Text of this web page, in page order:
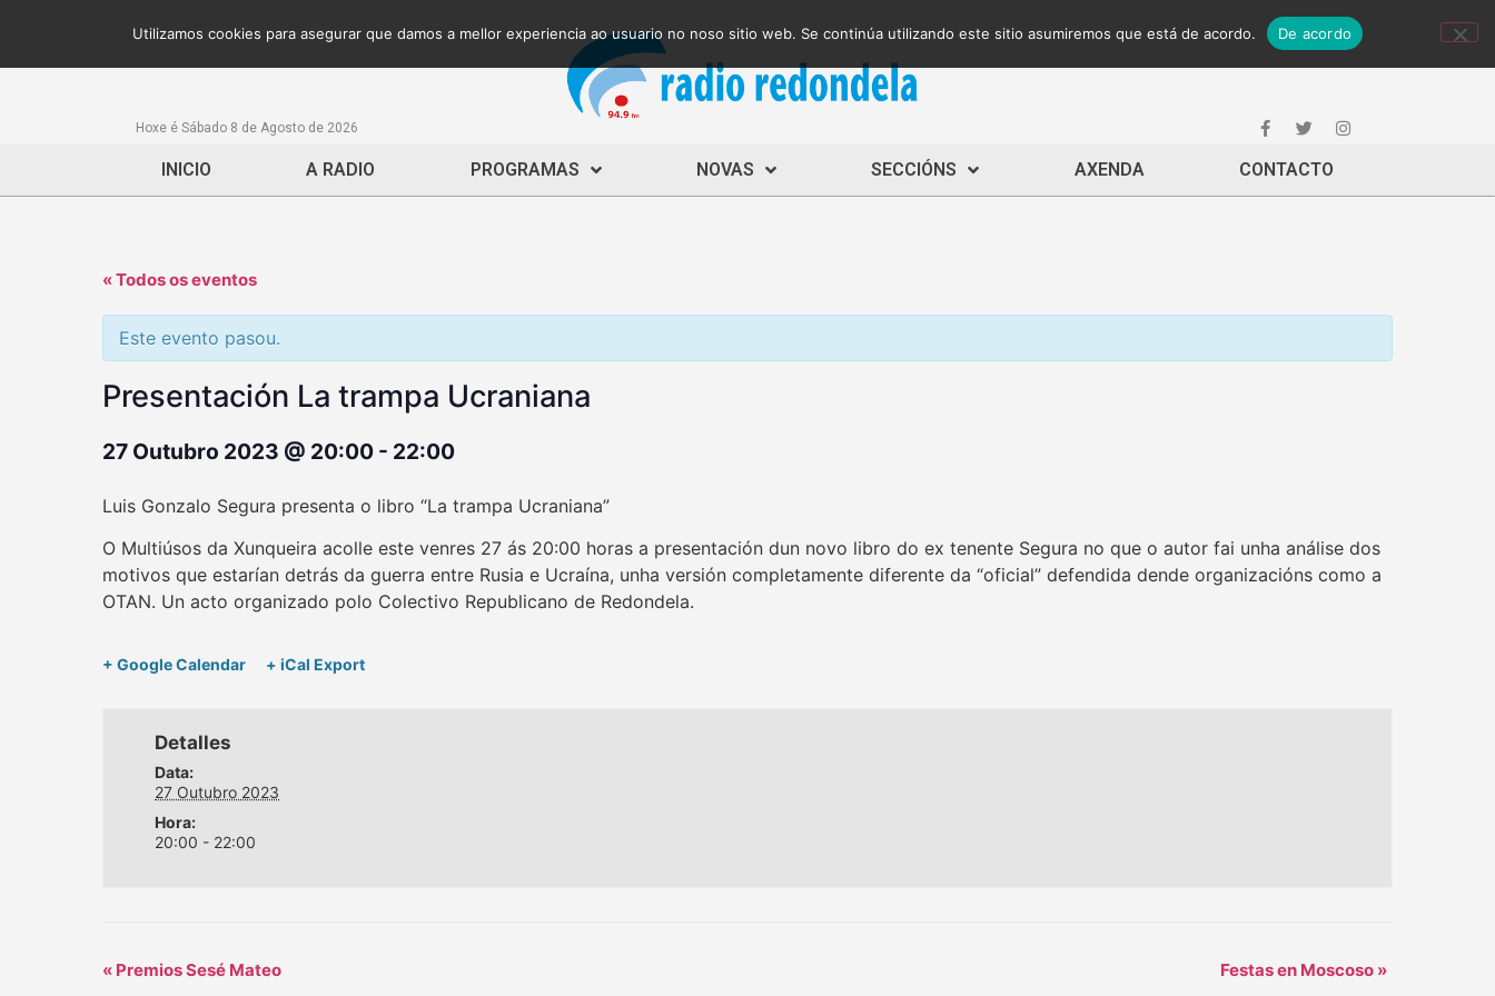
Hoxe é Sábado 8 de Agosto de 2026
INICIO A RADIO PROGRAMAS NOVAS SECCIÓNS AXENDA CONTACTO
« Todos os eventos
Este evento pasou.
Presentación La trampa Ucraniana
27 Outubro 2023 @ 20:00 - 22:00
Luis Gonzalo Segura presenta o libro “La trampa Ucraniana”
O Multiúsos da Xunqueira acolle este venres 27 ás 20:00 horas a presentación dun novo libro do ex tenente Segura no que o autor fai unha análise dos
motivos que estarían detrás da guerra entre Rusia e Ucraína, unha versión completamente diferente da “oficial” defendida dende organizacións como a
OTAN. Un acto organizado polo Colectivo Republicano de Redondela.
+ Google Calendar + iCal Export
Detalles
Data:
27 Outubro 2023
Hora:
20:00 - 22:00
« Premios Sesé Mateo Festas en Moscoso »
Utilizamos cookies para asegurar que damos a mellor experiencia ao usuario no noso sitio web. Se continúa utilizando este sitio asumiremos que está de acordo. De acordo